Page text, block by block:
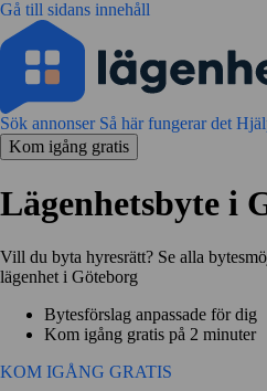
Gå till sidans innehåll
Sök annonser Så här fungerar det
Kom igång gratis
Lägenhetsbyte i
Vill du byta hyresrätt? Se alla
lägenhet i Göteborg
Bytesförslag anpassade för dig
Kom igång gratis på 2 minuter
KOM IGÅNG GRATIS